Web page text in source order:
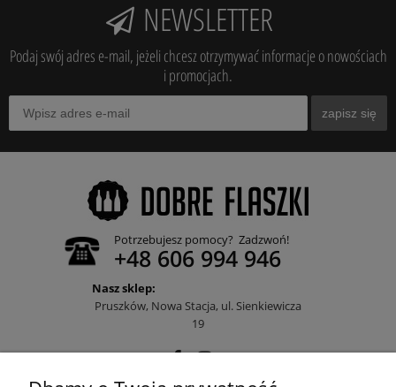
NEWSLETTER
Podaj swój adres e-mail, jeżeli chcesz otrzymywać informacje o nowościach
i promocjach.
zapisz się
Potrzebujesz pomocy? Zadzwoń!
+48 606 994 946
Nasz sklep:
Pruszków, Nowa Stacja, ul. Sienkiewicza
19